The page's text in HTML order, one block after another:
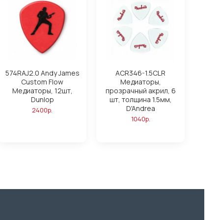
574RAJ2.0 Andy James
Custom Flow
Медиаторы, 12шт,
Dunlop
2400р.
ACR346-1.5CLR
Медиаторы,
прозрачный акрил, 6
шт, толщина 1.5мм,
D'Andrea
1040р.